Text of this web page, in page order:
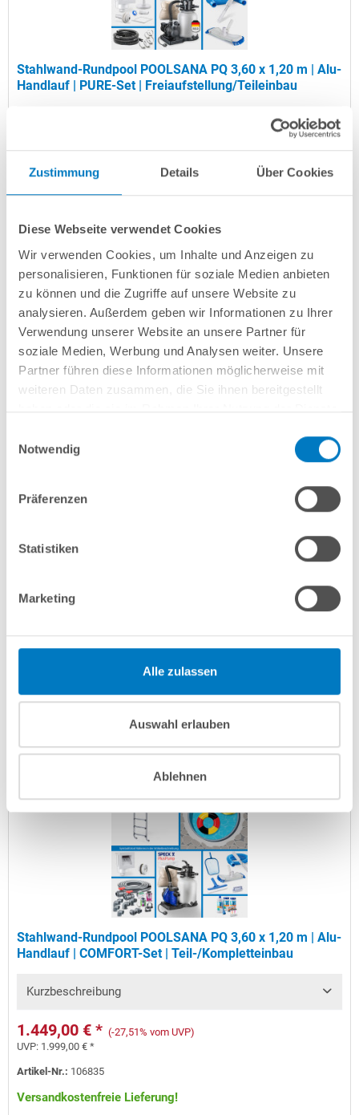
Zustimmung Details Über Cookies
Diese Webseite verwendet Cookies
Wir verwenden Cookies, um Inhalte und Anzeigen zu
personalisieren, Funktionen für soziale Medien anbieten
zu können und die Zugriffe auf unsere Website zu
analysieren. Außerdem geben wir Informationen zu Ihrer
Verwendung unserer Website an unsere Partner für
soziale Medien, Werbung und Analysen weiter. Unsere
Partner führen diese Informationen möglicherweise mit
weiteren Daten zusammen, die Sie ihnen bereitgestellt
Notwendig
Präferenzen
Statistiken
Marketing
Alle zulassen
Auswahl erlauben
Ablehnen
Stahlwand-Rundpool POOLSANA PQ 3,60 x 1,20 m | Alu-
Handlauf | PURE-Set | Freiaufstellung/Teileinbau
UVP:1.699,00 € *
Versandkostenfreie Lieferung!
Lieferung in ca. 3-6 Arbeitstagen
In den Warenkorb
Stahlwand-Rundpool POOLSANA PQ 3,60 x 1,20 m | Alu-
Kurzbeschreibung
1.499,00 € *
Artikel-Nr.:106834
Versandkostenfreie Lieferung!
Lieferung in ca. 3-6 Arbeitstagen
In den Warenkorb
Stahlwand-Rundpool POOLSANA PQ 3,60 x 1,20 m | Alu-
Handlauf | COMFORT-Set | Teil-/Kompletteinbau
Kurzbeschreibung
1.449,00 € * (-27,51% vom UVP)
UVP: 1.999,00 € *
Artikel-Nr.: 106835
Versandkostenfreie Lieferung!